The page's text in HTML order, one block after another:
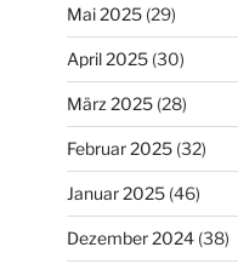
Mai 2025(29)
April 2025(30)
März 2025(28)
Februar 2025(32)
Januar 2025(46)
Dezember 2024(38)